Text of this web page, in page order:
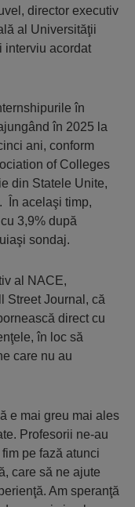
director executiv
al Universităţii
interviu acordat
în
în 2025 la
ani, conform
of Colleges
din Statele Unite,
În acelaşi timp,
3,9% după
sondaj.
al NACE,
Street Journal, că
direct cu
în loc să
care nu au
e mai greu mai ales
Profesorii ne-au
pe fază atunci
care să ne ajute
Am speranţă